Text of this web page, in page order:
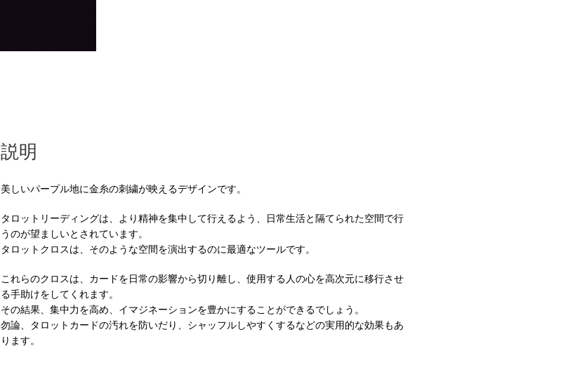
説明
美しいパープル地に金糸の刺繍が映えるデザインです。
タロットリーディングは、より精神を集中して行えるよう、日常生活と隔てられた空間で行
うのが望ましいとされています。
タロットクロスは、そのような空間を演出するのに最適なツールです。
これらのクロスは、カードを日常の影響から切り離し、使用する人の心を高次元に移行させ
る手助けをしてくれます。
その結果、集中力を高め、イマジネーションを豊かにすることができるでしょう。
勿論、タロットカードの汚れを防いだり、シャッフルしやすくするなどの実用的な効果もあ
ります。